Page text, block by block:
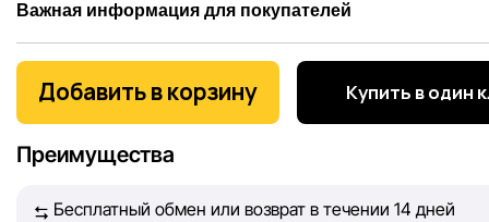
Важная информация для покупателей
Мы, команда сети магазинов Sportlandia, ценим доверие
покупателей. Каждый день мы работаем над тем, чтобы
информация о товарах и услугах, представленная на
обеспечить вас достоверной информацией, чтобы вы
Добавить в корзину Купить в один
Преимущества
Бесплатный обмен или возврат в течении 14 дней